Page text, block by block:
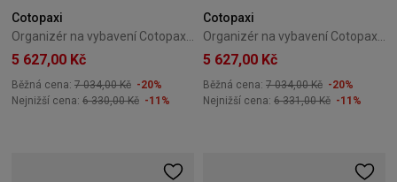
Cotopaxi
Organizér na vybavení Cotopaxi Allpa Gear Hauler Box 60L Spruce Blue and Abyss
5 627,00 Kč
Běžná cena: 7 034,00 Kč -20%
Nejnižší cena: 6 330,00 Kč -11%
Cotopaxi
Organizér na vybavení Cotopaxi Allpa Gear Hauler Box 60L Black
5 627,00 Kč
Běžná cena: 7 034,00 Kč -20%
Nejnižší cena: 6 331,00 Kč -11%